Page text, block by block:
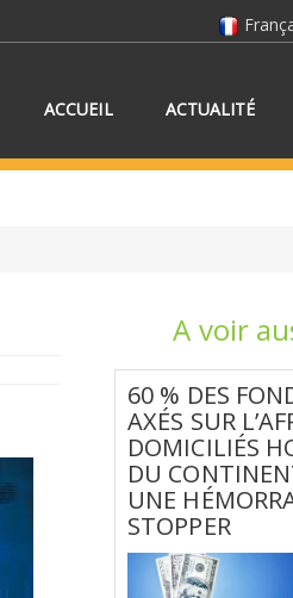
ACCUEIL ACTUALITÉ
UN/DES PAYS
A voir
60 % DES
AXÉS SUR
DOMICILIÉS
DU
UNE
STOPPER